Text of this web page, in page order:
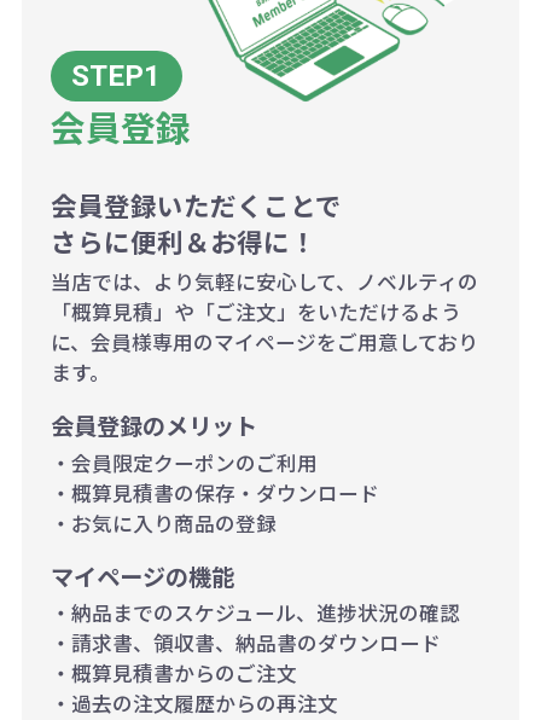
ございます。
ボリュームディスカウントの計算は
商品や印刷方法によって異なります
ので、予めご了承ください。
例：200個未満（1式：18,000円）
200個~499個の場合：42円（1個
当たり）
500個~999個の場合：35円（1個
1,000個以上：28円（1個当た
り）
会員登録
会員登録いただくことで
さらに便利＆お得に！
当店では、より気軽に安心して、ノベルティの
「概算見積」や「ご注文」をいただけるよう
に、会員様専用のマイページをご用意しており
ます。
会員登録のメリット
・会員限定クーポンのご利用
・概算見積書の保存・ダウンロード
・お気に入り商品の登録
マイページの機能
・納品までのスケジュール、進捗状況の確認
・請求書、領収書、納品書のダウンロード
・概算見積書からのご注文
・過去の注文履歴からの再注文